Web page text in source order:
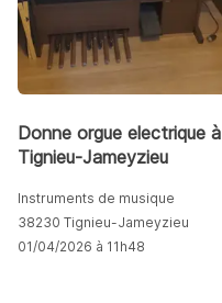
Donne orgue electrique à
Tignieu-Jameyzieu
Instruments de musique
38230 Tignieu-Jameyzieu
01/04/2026 à 11h48